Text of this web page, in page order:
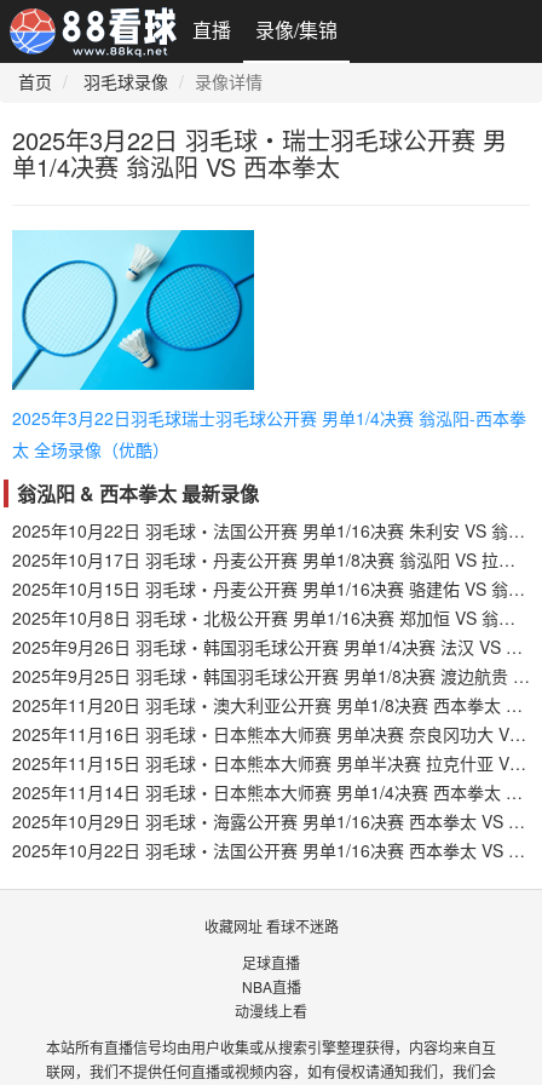
直播 录像/集锦
首页 羽毛球录像 录像详情
2025年3月22日 羽毛球・瑞士羽毛球公开赛 男
单1/4决赛 翁泓阳 VS 西本拳太
2025年3月22日羽毛球瑞士羽毛球公开赛 男单1/4决赛 翁泓阳-西本拳
太 全场录像（优酷）
翁泓阳 & 西本拳太 最新录像
2025年10月22日 羽毛球・法国公开赛 男单1/16决赛 朱利安 VS 翁泓阳
2025年10月17日 羽毛球・丹麦公开赛 男单1/8决赛 翁泓阳 VS 拉尼尔
2025年10月15日 羽毛球・丹麦公开赛 男单1/16决赛 骆建佑 VS 翁泓阳
2025年10月8日 羽毛球・北极公开赛 男单1/16决赛 郑加恒 VS 翁泓阳
2025年9月26日 羽毛球・韩国羽毛球公开赛 男单1/4决赛 法汉 VS 翁泓阳
2025年9月25日 羽毛球・韩国羽毛球公开赛 男单1/8决赛 渡边航贵 VS 翁泓阳
2025年11月20日 羽毛球・澳大利亚公开赛 男单1/8决赛 西本拳太 VS 格姆克
2025年11月16日 羽毛球・日本熊本大师赛 男单决赛 奈良冈功大 VS 西本拳太
2025年11月15日 羽毛球・日本熊本大师赛 男单半决赛 拉克什亚 VS 西本拳太
2025年11月14日 羽毛球・日本熊本大师赛 男单1/4决赛 西本拳太 VS 帕尼查蓬
2025年10月29日 羽毛球・海露公开赛 男单1/16决赛 西本拳太 VS 朱利安
2025年10月22日 羽毛球・法国公开赛 男单1/16决赛 西本拳太 VS 乔纳坦
收藏网址 看球不迷路
足球直播
NBA直播
动漫线上看
本站所有直播信号均由用户收集或从搜索引擎整理获得，内容均来自互
联网，我们不提供任何直播或视频内容，如有侵权请通知我们，我们会